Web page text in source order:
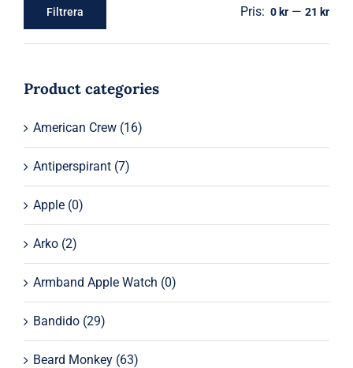
pris
pris
Filtrera Pris: 0 kr —21 kr
Product categories
American Crew (16)
Antiperspirant (7)
Apple (0)
Arko (2)
Armband Apple Watch (0)
Bandido (29)
Beard Monkey (63)